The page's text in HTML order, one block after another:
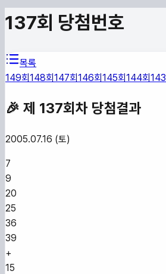
137회 당첨번호
목록
149회148회147회146회145회144회143
🎉 제 137회차 당첨결과
2005.07.16 (토)
7
9
20
25
36
39
+
15